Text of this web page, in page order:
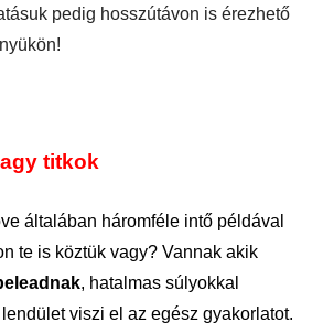
pedig hosszútávon is érezhető
titkok
általában háromféle intő példával
te is köztük vagy? Vannak akik
, hatalmas súlyokkal
viszi el az egész gyakorlatot.